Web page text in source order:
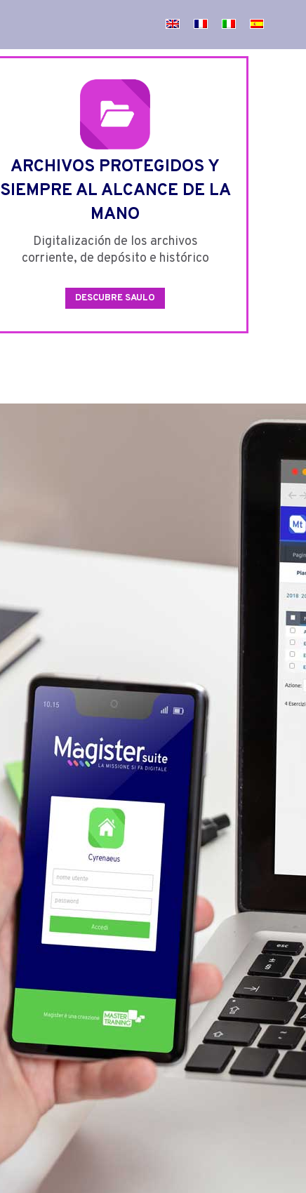
ARCHIVOS PROTEGIDOS Y
SIEMPRE AL ALCANCE DE LA
MANO
Digitalización de los archivos
corriente, de depósito e histórico
DESCUBRE SAULO